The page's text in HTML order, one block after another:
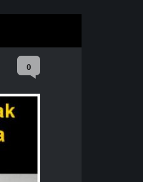
0